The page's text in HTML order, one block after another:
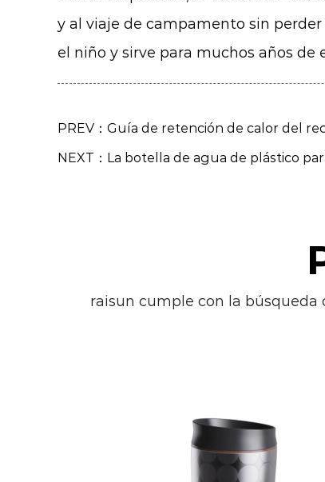
y al viaje de campamento sin
el niño y sirve para muchos años de
PREV：Guía de retención de calor del
NEXT：La botella de agua de plástico
raisun cumple con la búsqueda